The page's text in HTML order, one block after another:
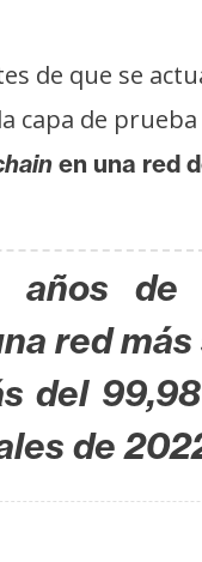
de que se
capa de
en una red
de
red
del
de